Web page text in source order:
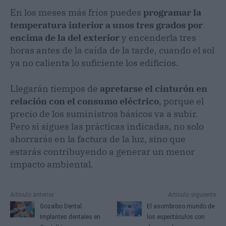
En los meses más fríos puedes programar la
temperatura interior a unos tres grados por
encima de la del exteriory encenderla tres
horas antes de la caída de la tarde, cuando el sol
ya no calienta lo suficiente los edificios.
Llegarán tiempos de apretarse el cinturón en
relación con el consumo eléctrico, porque el
precio de los suministros básicos va a subir.
Pero si sigues las prácticas indicadas, no solo
ahorrarás en la factura de la luz, sino que
estarás contribuyendo a generar un menor
impacto ambiental.
Artículo anterior
Gozalbo Dental.
Implantes dentales en
Artículo siguiente
El asombroso mundo de
los espectáculos con